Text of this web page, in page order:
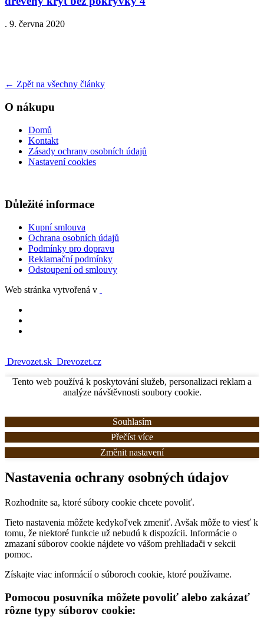
. 9. června 2020
← Zpět na všechny články
O nákupu
Domů
Kontakt
Zásady ochrany osobních údajů
Nastavení cookies
Důležité informace
Kupní smlouva
Ochrana osobních údajů
Podmínky pro dopravu
Reklamační podmínky
Odstoupení od smlouvy
Web stránka vytvořená v
Drevozet.sk Drevozet.cz
Tento web používá k poskytování služeb, personalizaci reklam a
analýze návštěvnosti soubory cookie.
Souhlasím
Přečíst více
Změnit nastavení
Nastavenia ochrany osobných údajov
Rozhodnite sa, ktoré súbory cookie chcete povoliť.
Tieto nastavenia môžete kedykoľvek zmeniť. Avšak môže to viesť k
tomu, že niektoré funkcie už nebudú k dispozícii. Informácie o
zmazaní súborov cookie nájdete vo vášom prehliadači v sekcii
pomoc.
Získajte viac informácií o súboroch cookie, ktoré používame.
Pomocou posuvníka môžete povoliť alebo zakázať
rôzne typy súborov cookie: